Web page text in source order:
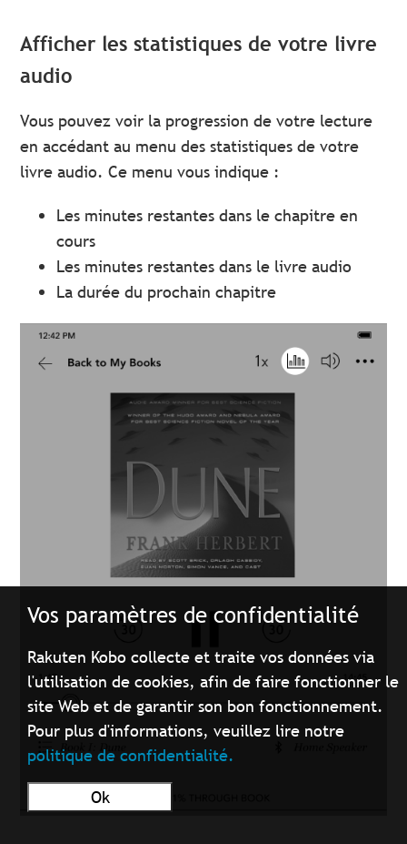
Vos paramètres de confidentialité
Rakuten Kobo collecte et traite vos données via
l'utilisation de cookies, afin de faire fonctionner le
site Web et de garantir son bon fonctionnement.
Pour plus d'informations, veuillez lire notre
politique de confidentialité.
Ok
Afficher les statistiques de votre livre
audio
Vous pouvez voir la progression de votre lecture
en accédant au menu des statistiques de votre
livre audio. Ce menu vous indique :
Les minutes restantes dans le chapitre en
cours
Les minutes restantes dans le livre audio
La durée du prochain chapitre